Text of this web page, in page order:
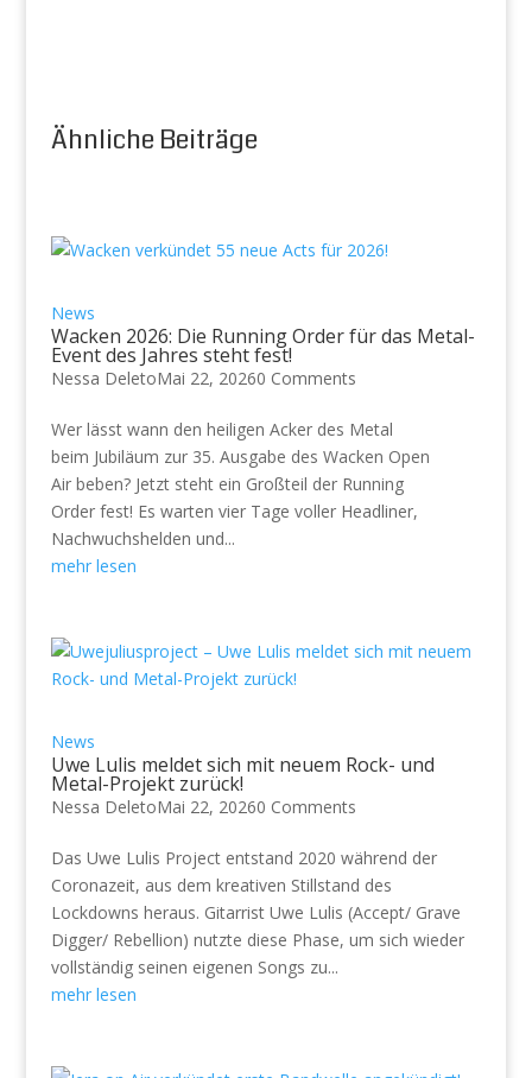
Ähnliche Beiträge
News
Wacken 2026: Die Running Order für das Metal-
Event des Jahres steht fest!
Nessa DeletoMai 22, 20260 Comments
Wer lässt wann den heiligen Acker des Metal
beim Jubiläum zur 35. Ausgabe des Wacken Open
Air beben? Jetzt steht ein Großteil der Running
Order fest! Es warten vier Tage voller Headliner,
Nachwuchshelden und...
mehr lesen
News
Uwe Lulis meldet sich mit neuem Rock- und
Metal-Projekt zurück!
Nessa DeletoMai 22, 20260 Comments
Das Uwe Lulis Project entstand 2020 während der
Coronazeit, aus dem kreativen Stillstand des
Lockdowns heraus. Gitarrist Uwe Lulis (Accept/ Grave
Digger/ Rebellion) nutzte diese Phase, um sich wieder
vollständig seinen eigenen Songs zu...
mehr lesen